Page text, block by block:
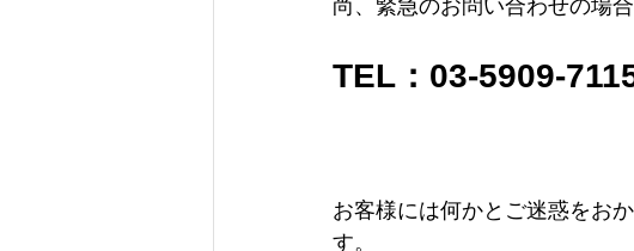
尚、緊急のお問い合わせの場
TEL：03-5909-
お客様には何かとご迷惑をお
す。